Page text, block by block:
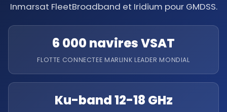
Inmarsat FleetBroadband et Iridium pour GMDSS.
6 000 navires VSAT
FLOTTE CONNECTEE MARLINK LEADER MONDIAL
Ku-band 12-18 GHz